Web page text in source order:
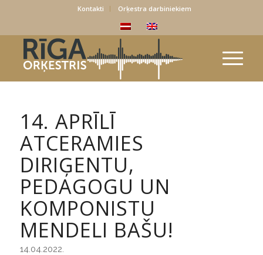
Kontakti Orķestra darbiniekiem
14. APRĪLĪ
ATCERAMIES
DIRIĢENTU,
PEDAGOGU UN
KOMPONISTU
MENDELI BAŠU!
14.04.2022.